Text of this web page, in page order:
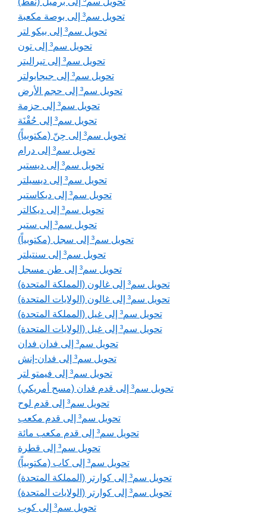
تحويل سم³ إلى بوصة مكعبة
تحويل سم³ إلى بيكو لتر
تحويل سم³ إلى تون
تحويل سم³ إلى تيراليتر
تحويل سم³ إلى جيجابولتر
تحويل سم³ إلى حجم الأرض
تحويل سم³ إلى حزمة
تحويل سم³ إلى حُقْنَة
تحويل سم³ إلى حِنّ (مكتوبياً)
تحويل سم³ إلى درام
تحويل سم³ إلى ديستير
تحويل سم³ إلى ديسيلتر
تحويل سم³ إلى ديكاستير
تحويل سم³ إلى ديكالتر
تحويل سم³ إلى ستير
تحويل سم³ إلى سجل (مكتوبياً)
تحويل سم³ إلى سنتيلتر
تحويل سم³ إلى طن مسجل
تحويل سم³ إلى غالون (المملكة المتحدة)
تحويل سم³ إلى غالون (الولايات المتحدة)
تحويل سم³ إلى غيل (المملكة المتحدة)
تحويل سم³ إلى غيل (الولايات المتحدة)
تحويل سم³ إلى فدان فدان
تحويل سم³ إلى فدان-إنش
تحويل سم³ إلى فيمتو لتر
تحويل سم³ إلى قدم فدان (مسح أمريكي)
تحويل سم³ إلى قدم لوح
تحويل سم³ إلى قدم مكعب
تحويل سم³ إلى قدم مكعب مائة
تحويل سم³ إلى قطرة
تحويل سم³ إلى كاب (مكتوبياً)
تحويل سم³ إلى كوارتر (المملكة المتحدة)
تحويل سم³ إلى كوارتر (الولايات المتحدة)
تحويل سم³ إلى كوب